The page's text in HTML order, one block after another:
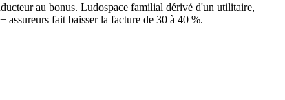
au bonus. Ludospace familial dérivé d'un utilitaire,
assureurs fait baisser la facture de 30 à 40 %.